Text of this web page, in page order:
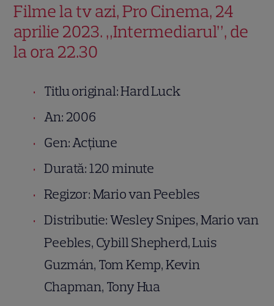
Filme la tv azi, Pro Cinema, 24
aprilie 2023. „Intermediarul”, de
la ora 22.30
Titlu original: Hard Luck
An: 2006
Gen: Acțiune
Durată: 120 minute
Regizor: Mario van Peebles
Distributie: Wesley Snipes, Mario van
Peebles, Cybill Shepherd, Luis
Guzmán, Tom Kemp, Kevin
Chapman, Tony Hua